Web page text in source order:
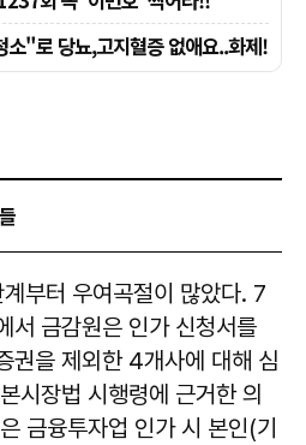
부터 우여곡절이 많았다. 7
서 금감원은 인가 신청서를
권을 제외한 4개사에 대해 심
시장법 시행령에 근거한 의
금융투자업 인가 시 본인(기